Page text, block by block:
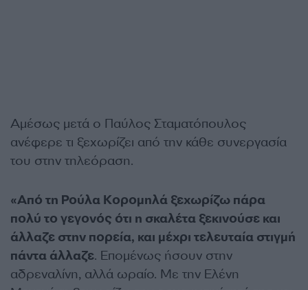
Αμέσως μετά ο Παύλος Σταματόπουλος
ανέφερε τι ξεχωρίζει από την κάθε συνεργασία
του στην τηλεόραση.
«Από τη Ρούλα Κορομηλά ξεχωρίζω πάρα
πολύ το γεγονός ότι η σκαλέτα ξεκινούσε και
άλλαζε στην πορεία, και μέχρι τελευταία στιγμή
πάντα άλλαζε. Επομένως ήσουν στην
αδρεναλίνη, αλλά ωραίο. Με την Ελένη